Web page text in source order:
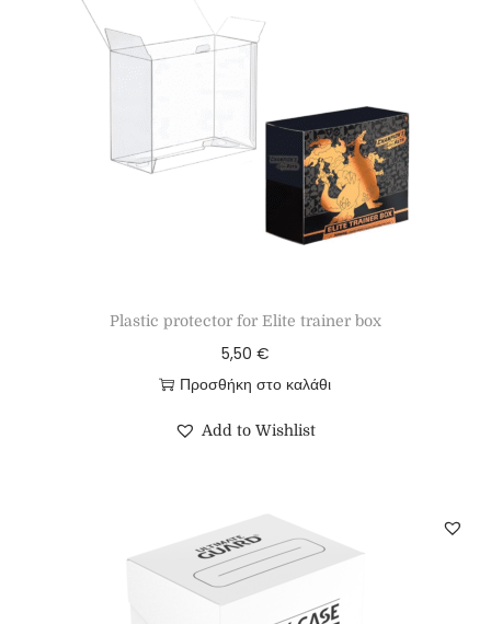
Plastic protector for Elite trainer box
5,50 €
Προσθήκη στο καλάθι
Add to Wishlist